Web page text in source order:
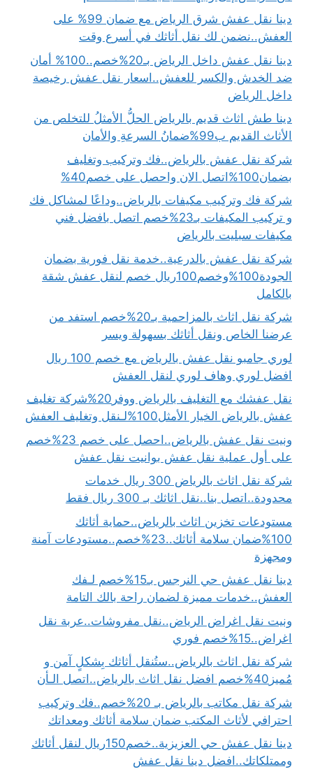
دينا نقل عفش شرق الرياض مع ضمان 99% على
العفش..نضمن لك نقل أثاثك في أسرع وقت
دينا نقل عفش داخل الرياض بـ20%خصم..100% أمان
ضد الخدش والكسر للعفش..اسعار نقل عفش رخيصة
داخل الرياض
دينا طش اثاث قديم بالرياض الحلُّ الأمثلُ للتخلص من
الأثاث القديم ب99%ضمانُ السرعةِ والأمان
شركة نقل عفش بالرياض..فك وتركيب وتغليف
بضمان100%اتصل الان واحصل على خصم40%
شركة فك وتركيب مكيفات بالرياض..وداعًا لمشاكل فك
و تركيب المكيفات بـ23%خصم اتصل بافضل فني
مكيفات سبليت بالرياض
شركة نقل عفش بالدرعية..خدمة نقل فورية بضمان
الجودة100%وخصم100ريال خصم لنقل عفش شقة
بالكامل
شركة نقل اثاث بالمزاحمية بـ20%خصم استفد من
عرضنا الخاص ونقل أثاثك بسهولة ويسر
لوري جامبو نقل عفش بالرياض مع خصم 100 ريال
افضل لوري وهاف لوري لنقل العفش
نقل عفشك مع التغليف بالرياض ووفر20%شركة تغليف
عفش بالرياض الخيار الأمثل100%لـنقل وتغليف العفش
ونيت نقل عفش بالرياض..احصل على خصم 23%خصم
على أول عملية نقل عفش بوانيت نقل عفش
شركة نقل اثاث بالرياض 300 ريال خدمات
محدودة..اتصل بنا..نقل اثاثك بـ 300 ريال فقط
مستودعات تخزين اثاث بالرياض..حماية أثاثك
100%ضمان سلامة أثاثك..23%خصم..مستودعات آمنة
ومجهزة
دينا نقل عفش حي النرجس بـ15%خصم لـفك
العفش..خدمات مميزة لضمان راحة بالك التامة
ونيت نقل اغراض الرياض..نقل مفروشات..عربة نقل
اغراض..15%خصم فوري
شركة نقل اثاث بالرياض..ستُنقل أثاثك بِشكلٍ آمن و
مُميز40%خصم افضل نقل اثاث بالرياض..اتصل الـأن
شركة نقل مكاتب بالرياض بـ 20%خصم..فك وتركيب
احترافي لأثاث المكتب ضمان سلامة أثاثك ومعداتك
دينا نقل عفش حي العزيزية..خصم150ريال لنقل أثاثك
وممتلكاتك..افضل دينا نقل عفش